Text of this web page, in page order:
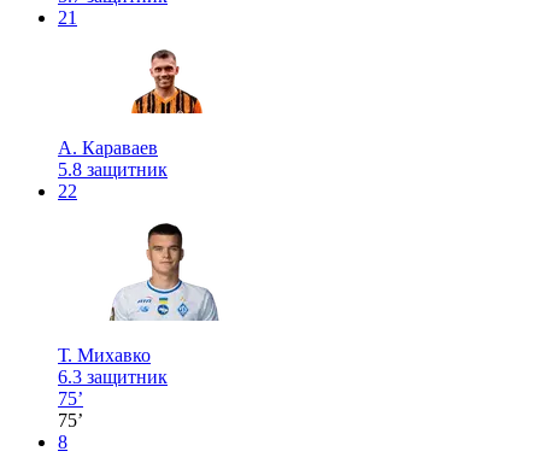
21
А. Караваев
5.8 защитник
22
Т. Михавко
6.3 защитник
75’
75’
8